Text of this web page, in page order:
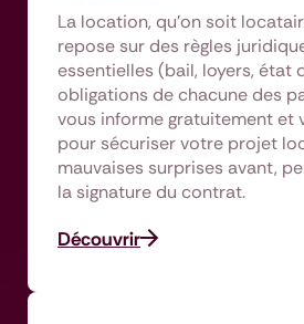
La location, qu’on soit
repose sur des règles
essentielles (bail, loyers, état
obligations de chacune des
vous informe gratuitement et
pour sécuriser votre projet
mauvaises surprises avant,
la signature du contrat.
Découvrir